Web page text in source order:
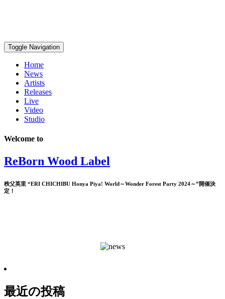
Toggle Navigation
Home
News
Artists
Releases
Live
Video
Studio
Welcome to
ReBorn Wood Label
秩父英里 “ERI CHICHIBU Honya Piya! World～Wonder Forest Party 2024～”開催決
定！
最近の投稿